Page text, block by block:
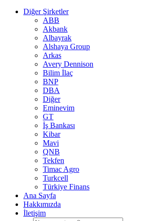
Diğer Şirketler
ABB
Akbank
Albayrak
Alshaya Group
Arkas
Avery Dennison
Bilim İlaç
BNP
DBA
Diğer
Eminevim
GT
İş Bankası
Kibar
Mavi
QNB
Tekfen
Timac Agro
Turkcell
Türkiye Finans
Ana Sayfa
Hakkımızda
İletişim